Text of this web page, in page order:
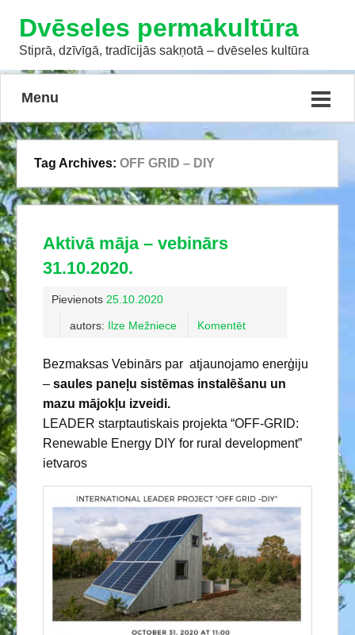
Dvēseles permakultūra
Stiprā, dzīvīgā, tradīcijās sakņotā – dvēseles kultūra
Menu
Tag Archives: OFF GRID – DIY
Aktivā māja – vebinārs
31.10.2020.
Pievienots 25.10.2020
autors: Ilze Mežniece Komentēt
Bezmaksas Vebinārs par atjaunojamo enerģiju
– saules paneļu sistēmas instalēšanu un
mazu mājokļu izveidi.
LEADER starptautiskais projekta “OFF-GRID:
Renewable Energy DIY for rural development”
ietvaros